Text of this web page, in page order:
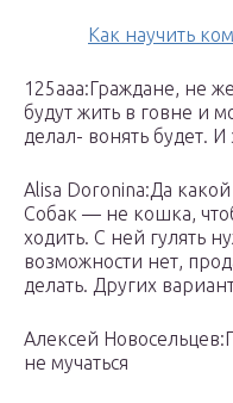
Как научить
125aaa:Граждане, не
будут жить в говне и
делал- вонять будет. И
Alisa Doronina:Да
Собак — не кошка,
ходить. С ней гулять
возможности нет,
делать. Других
Алексей
не мучаться